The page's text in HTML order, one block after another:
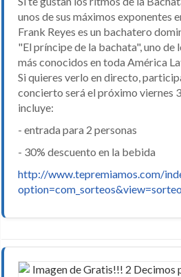
unos de sus máximos exponentes
Frank Reyes es un bachatero
"El príncipe de la bachata", uno de
más conocidos en toda América
Si quieres verlo en directo,
concierto será el próximo viernes
incluye:
- entrada para 2 personas
- 30% descuento en la bebida
http://www.tepremiamos.com/